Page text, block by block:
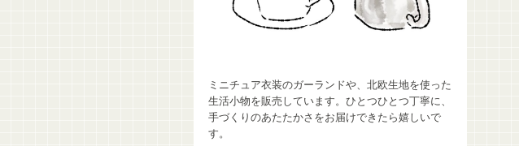
ミニチュア衣装のガーランドや、北欧生地を使った
生活小物を販売しています。ひとつひとつ丁寧に、
手づくりのあたたかさをお届けできたら嬉しいで
す。